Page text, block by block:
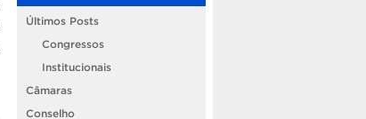
Últimos Posts
Congressos
Institucionais
Câmaras
Conselho